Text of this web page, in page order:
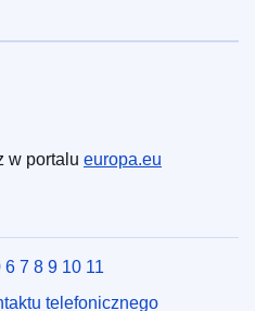
w portalu europa.eu
7 8 9 10 11
telefonicznego